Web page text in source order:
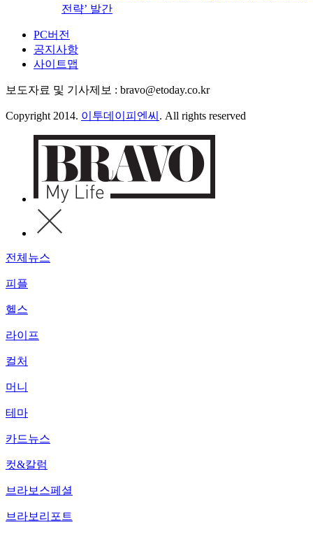
전략’ 발간
PC버전
공지사항
사이트맵
보도자료 및 기사제보 : bravo@etoday.co.kr
Copyright 2014. 이투데이피엔씨 . All rights reserved
전체뉴스
피플
헬스
라이프
컬처
머니
테마
카드뉴스
컷&칼럼
브라보스페셜
브라보리포트